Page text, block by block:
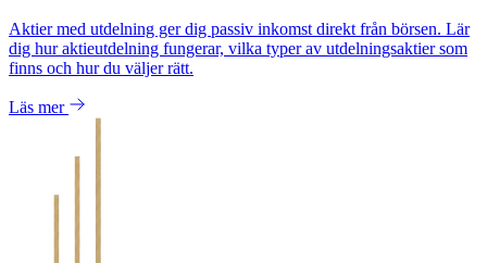
Aktier med utdelning ger dig passiv inkomst direkt från börsen. Lär
dig hur aktieutdelning fungerar, vilka typer av utdelningsaktier som
finns och hur du väljer rätt.
Läs mer